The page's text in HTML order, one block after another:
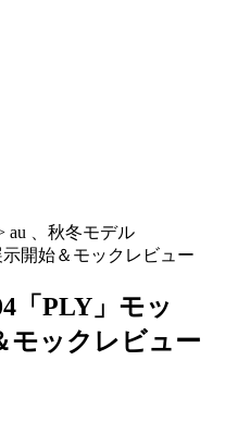
au 、秋冬モデル
開始＆モックレビュー
「PLY」モッ
モックレビュー